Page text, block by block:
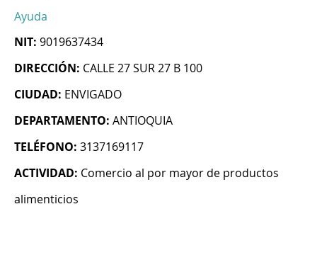
Ayuda
NIT: 9019637434
DIRECCIÓN: CALLE 27 SUR 27 B 100
CIUDAD: ENVIGADO
DEPARTAMENTO: ANTIOQUIA
TELÉFONO: 3137169117
ACTIVIDAD: Comercio al por mayor de productos
alimenticios